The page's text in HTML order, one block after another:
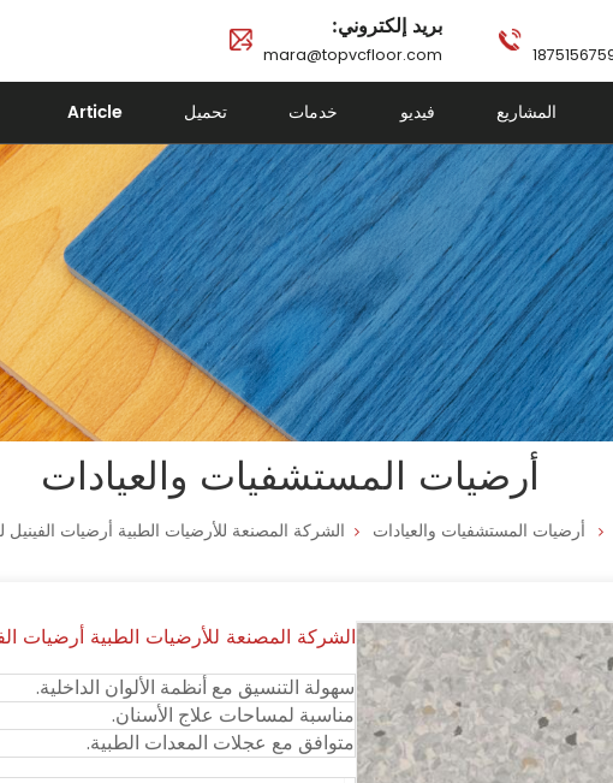
بريد إلكتروني:
mara@topvcfloor.com
المشاريع فيديو خدمات تحميل Article
أرضيات المستشفيات والعيادات
أرضيات المستشفيات والعيادات الشركة المصنعة للأرضيات الطبية أرضيات
الشركة المصنعة للأرضيات الطبية أرضيات
سهولة التنسيق مع أنظمة الألوان الداخلية.
مناسبة لمساحات علاج الأسنان.
متوافق مع عجلات المعدات الطبية.